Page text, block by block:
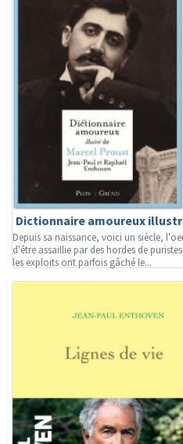
Dictionnaire amoureux
Depuis sa naissance, voici un siècle,
d'être assaillie par des hordes de
les exploits ont parfois gâché le...